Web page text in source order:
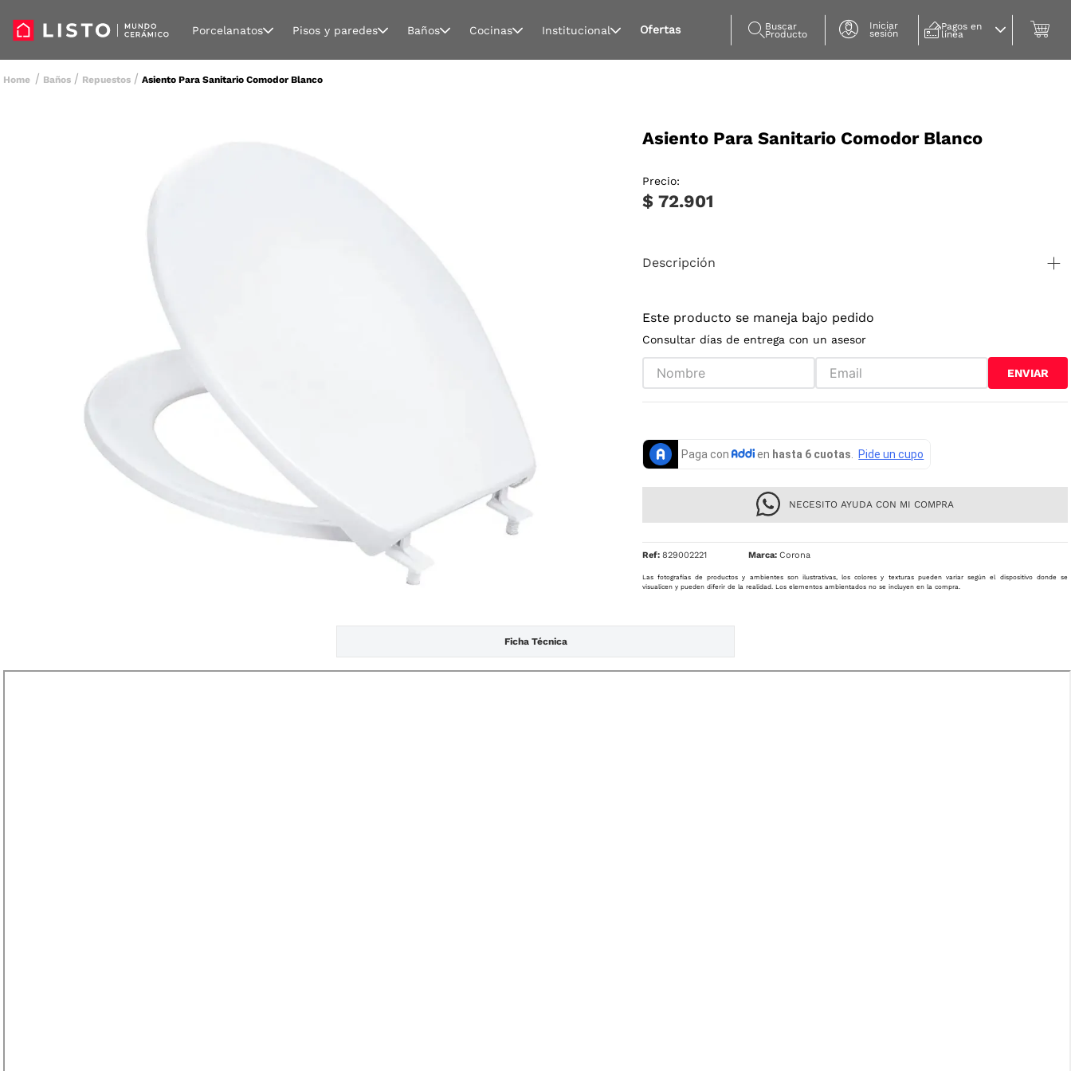
Porcelanatos Pisos y paredes Baños Cocinas Institucional Ofertas Buscar
Producto
Iniciar
sesión
Pagos en
línea
Baños Repuestos Asiento Para Sanitario Comodor Blanco
Asiento Para Sanitario Comodor Blanco
Precio:
$ 72.901
Descripción
Este producto se maneja bajo pedido
Consultar días de entrega con un asesor
ENVIAR
NECESITO AYUDA CON MI COMPRA
Ref: 829002221 Corona
Las fotografías de productos y ambientes son ilustrativas, los colores y texturas pueden variar según el dispositivo donde se
visualicen y pueden diferir de la realidad. Los elementos ambientados no se incluyen en la compra.
Ficha Técnica